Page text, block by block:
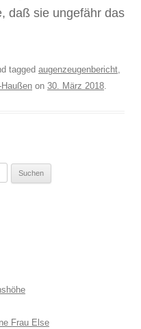
daß sie ungefähr das
tagged augenzeugenbericht,
on 30. März 2018.
Frau Else